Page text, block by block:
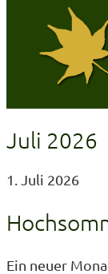
Zum
springen
Juli 2026
1. Juli 2026
Ein neuer